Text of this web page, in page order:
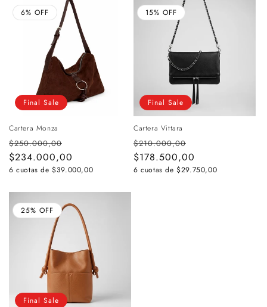
Final Sale
Cartera Monza
Precio
habitual
$250.000,00
de
oferta
$234.000,00
6 cuotas de $39.000,00
6% OFF
Final Sale
Cartera Vittara
Precio
habitual
$210.000,00
de
oferta
$178.500,00
6 cuotas de $29.750,00
15% OFF
Final Sale
25% OFF